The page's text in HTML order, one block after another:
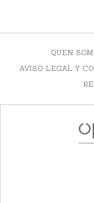
QUEN
AVISO LEGAL Y